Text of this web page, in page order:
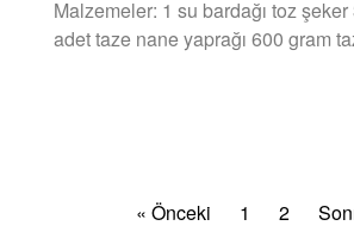
Malzemeler: 1 su bardağı toz
adet taze nane yaprağı 600 gram
« Önceki 1 2